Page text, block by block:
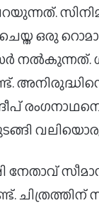
ചെയ്ത ഒരു
രംഗനാഥനെ
വലിയൊരു
നേതാവ്
ചിത്രത്തിന്